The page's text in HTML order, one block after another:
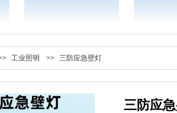
工业照明 >> 三防应急壁灯
三防应